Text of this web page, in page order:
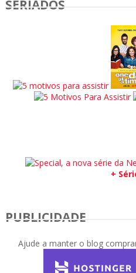
SERIADOS
+
PUBLICIDADE
Ajude a manter o blog